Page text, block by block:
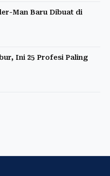
Man Baru Dibuat di
Ini 25 Profesi Paling